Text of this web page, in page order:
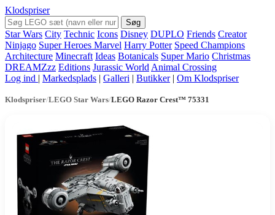
Klodspriser
Søg
Star Wars City Technic Icons Disney DUPLO Friends Creator
Ninjago Super Heroes Marvel Harry Potter Speed Champions
Architecture Minecraft Ideas Botanicals Super Mario Christmas
DREAMZzz Editions Jurassic World Animal Crossing
Log ind | Markedsplads | Galleri | Butikker | Om Klodspriser
Klodspriser/LEGO Star Wars/LEGO Razor Crest™ 75331